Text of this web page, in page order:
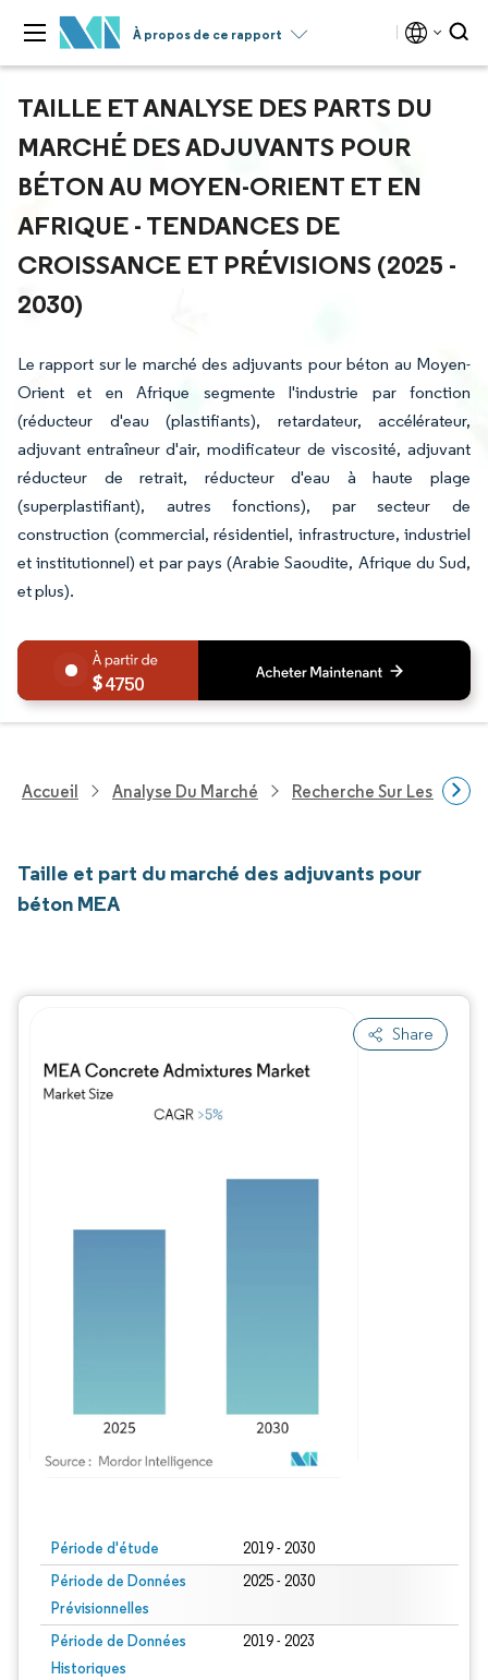
À propos de ce rapport
TAILLE ET ANALYSE DES PARTS DU
MARCHÉ DES ADJUVANTS POUR
BÉTON AU MOYEN-ORIENT ET EN
AFRIQUE - TENDANCES DE
CROISSANCE ET PRÉVISIONS (2025 -
2030)
Le rapport sur le marché des adjuvants pour béton au Moyen-
Orient et en Afrique segmente l'industrie par fonction
(réducteur d'eau (plastifiants), retardateur, accélérateur,
adjuvant entraîneur d'air, modificateur de viscosité, adjuvant
réducteur de retrait, réducteur d'eau à haute plage
(superplastifiant), autres fonctions), par secteur de
construction (commercial, résidentiel, infrastructure, industriel
et institutionnel) et par pays (Arabie Saoudite, Afrique du Sud,
et plus).
4750
Accueil Analyse Du Marché Recherche Sur Les
Taille et part du marché des adjuvants pour
béton MEA
Share
Période d'étude 2019 - 2030
Période de Données
Prévisionnelles
2025 - 2030
Période de Données
Historiques
2019 - 2023